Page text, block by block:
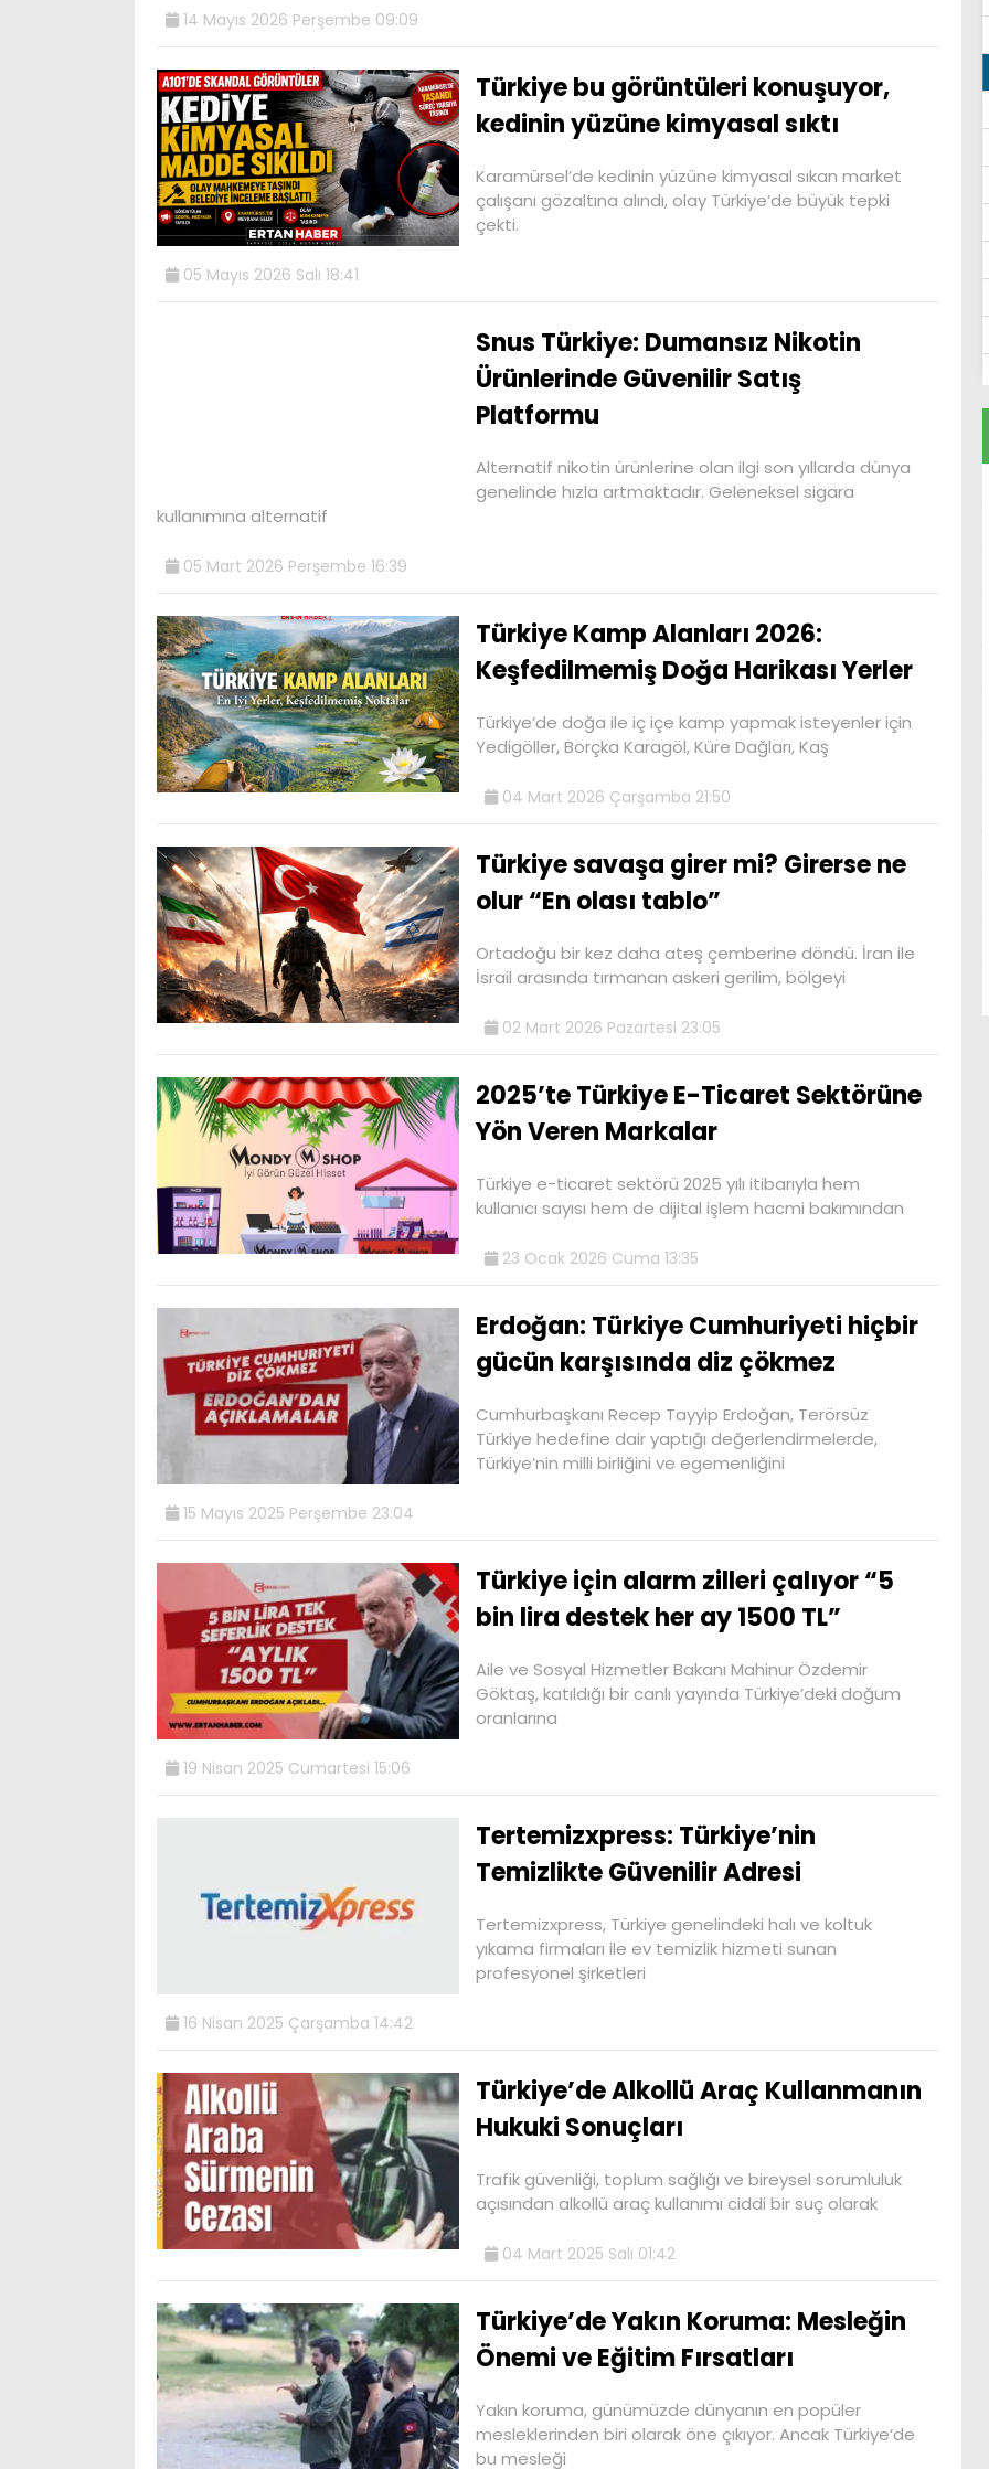
14 Mayıs 2026 Perşembe 09:09
Türkiye bu görüntüleri konuşuyor,
kedinin yüzüne kimyasal sıktı
Karamürsel’de kedinin yüzüne kimyasal sıkan market
çalışanı gözaltına alındı, olay Türkiye’de büyük tepki
çekti.
05 Mayıs 2026 Salı 18:41
Snus Türkiye: Dumansız Nikotin
Ürünlerinde Güvenilir Satış
Platformu
Alternatif nikotin ürünlerine olan ilgi son yıllarda dünya
genelinde hızla artmaktadır. Geleneksel sigara
kullanımına alternatif
05 Mart 2026 Perşembe 16:39
Türkiye Kamp Alanları 2026:
Keşfedilmemiş Doğa Harikası Yerler
Türkiye’de doğa ile iç içe kamp yapmak isteyenler için
Yedigöller, Borçka Karagöl, Küre Dağları, Kaş
04 Mart 2026 Çarşamba 21:50
Türkiye savaşa girer mi? Girerse ne
olur “En olası tablo”
Ortadoğu bir kez daha ateş çemberine döndü. İran ile
İsrail arasında tırmanan askeri gerilim, bölgeyi
02 Mart 2026 Pazartesi 23:05
2025’te Türkiye E-Ticaret Sektörüne
Yön Veren Markalar
Türkiye e-ticaret sektörü 2025 yılı itibarıyla hem
kullanıcı sayısı hem de dijital işlem hacmi bakımından
23 Ocak 2026 Cuma 13:35
Erdoğan: Türkiye Cumhuriyeti hiçbir
gücün karşısında diz çökmez
Cumhurbaşkanı Recep Tayyip Erdoğan, Terörsüz
Türkiye hedefine dair yaptığı değerlendirmelerde,
Türkiye’nin milli birliğini ve egemenliğini
15 Mayıs 2025 Perşembe 23:04
Türkiye için alarm zilleri çalıyor “5
bin lira destek her ay 1500 TL”
Aile ve Sosyal Hizmetler Bakanı Mahinur Özdemir
Göktaş, katıldığı bir canlı yayında Türkiye’deki doğum
oranlarına
19 Nisan 2025 Cumartesi 15:06
Tertemizxpress: Türkiye’nin
Temizlikte Güvenilir Adresi
Tertemizxpress, Türkiye genelindeki halı ve koltuk
yıkama firmaları ile ev temizlik hizmeti sunan
profesyonel şirketleri
16 Nisan 2025 Çarşamba 14:42
Türkiye’de Alkollü Araç Kullanmanın
Hukuki Sonuçları
Trafik güvenliği, toplum sağlığı ve bireysel sorumluluk
açısından alkollü araç kullanımı ciddi bir suç olarak
04 Mart 2025 Salı 01:42
Türkiye’de Yakın Koruma: Mesleğin
Önemi ve Eğitim Fırsatları
Yakın koruma, günümüzde dünyanın en popüler
mesleklerinden biri olarak öne çıkıyor. Ancak Türkiye’de
bu mesleği